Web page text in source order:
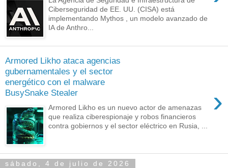
Ciberseguridad de EE. UU. (CISA) está
implementando Mythos , un modelo avanzado de
IA de Anthro...
Armored Likho ataca agencias
gubernamentales y el sector
energético con el malware
BusySnake Stealer
›
Armored Likho es un nuevo actor de amenazas
que realiza ciberespionaje y robos financieros
contra gobiernos y el sector eléctrico en Rusia, ...
sábado, 4 de julio de 2026